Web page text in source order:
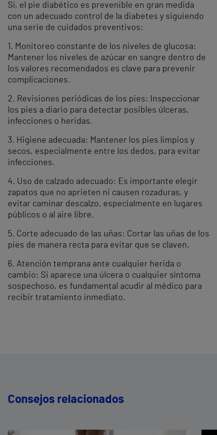
Sí, el pie diabético es prevenible en gran medida
con un adecuado control de la diabetes y siguiendo
una serie de cuidados preventivos:
1. Monitoreo constante de los niveles de glucosa:
Mantener los niveles de azúcar en sangre dentro de
los valores recomendados es clave para prevenir
complicaciones.
2. Revisiones periódicas de los pies: Inspeccionar
los pies a diario para detectar posibles úlceras,
infecciones o heridas.
3. Higiene adecuada: Mantener los pies limpios y
secos, especialmente entre los dedos, para evitar
infecciones.
4. Uso de calzado adecuado: Es importante elegir
zapatos que no aprieten ni causen rozaduras, y
evitar caminar descalzo, especialmente en lugares
públicos o al aire libre.
5. Corte adecuado de las uñas: Cortar las uñas de los
pies de manera recta para evitar que se claven.
6. Atención temprana ante cualquier herida o
cambio: Si aparece una úlcera o cualquier síntoma
sospechoso, es fundamental acudir al médico para
recibir tratamiento inmediato.
Consejos relacionados